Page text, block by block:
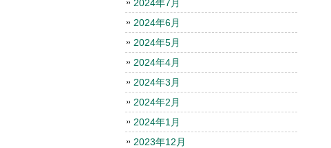
2024年7月
2024年6月
2024年5月
2024年4月
2024年3月
2024年2月
2024年1月
2023年12月